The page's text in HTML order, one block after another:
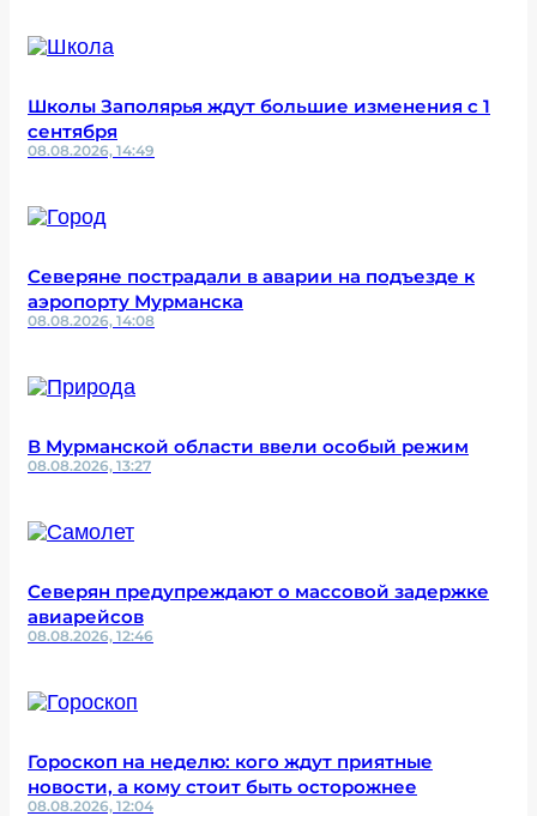
Школы Заполярья ждут большие изменения с 1
сентября
08.08.2026, 14:49
Северяне пострадали в аварии на подъезде к
аэропорту Мурманска
08.08.2026, 14:08
В Мурманской области ввели особый режим
08.08.2026, 13:27
Северян предупреждают о массовой задержке
авиарейсов
08.08.2026, 12:46
Гороскоп на неделю: кого ждут приятные
новости, а кому стоит быть осторожнее
08.08.2026, 12:04